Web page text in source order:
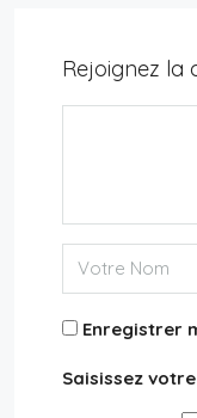
Rejoignez la
Enregistrer
Saisissez